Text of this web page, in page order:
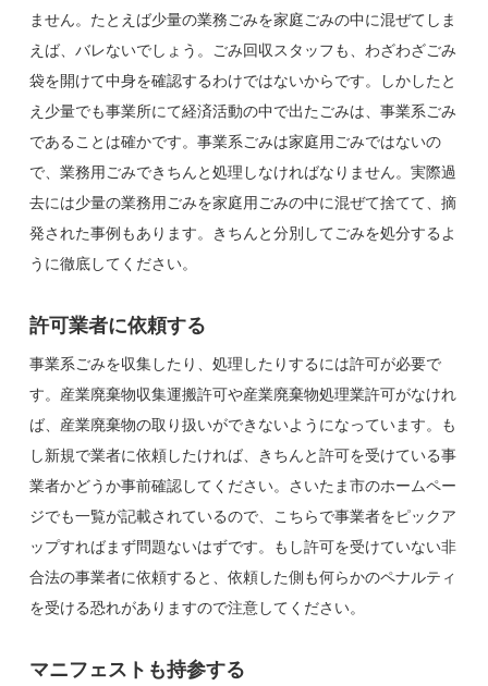
ません。たとえば少量の業務ごみを家庭ごみの中に混ぜてしま
えば、バレないでしょう。ごみ回収スタッフも、わざわざごみ
袋を開けて中身を確認するわけではないからです。しかしたと
え少量でも事業所にて経済活動の中で出たごみは、事業系ごみ
であることは確かです。事業系ごみは家庭用ごみではないの
で、業務用ごみできちんと処理しなければなりません。実際過
去には少量の業務用ごみを家庭用ごみの中に混ぜて捨てて、摘
発された事例もあります。きちんと分別してごみを処分するよ
うに徹底してください。
許可業者に依頼する
事業系ごみを収集したり、処理したりするには許可が必要で
す。産業廃棄物収集運搬許可や産業廃棄物処理業許可がなけれ
ば、産業廃棄物の取り扱いができないようになっています。も
し新規で業者に依頼したければ、きちんと許可を受けている事
業者かどうか事前確認してください。さいたま市のホームペー
ジでも一覧が記載されているので、こちらで事業者をピックア
ップすればまず問題ないはずです。もし許可を受けていない非
合法の事業者に依頼すると、依頼した側も何らかのペナルティ
を受ける恐れがありますので注意してください。
マニフェストも持参する